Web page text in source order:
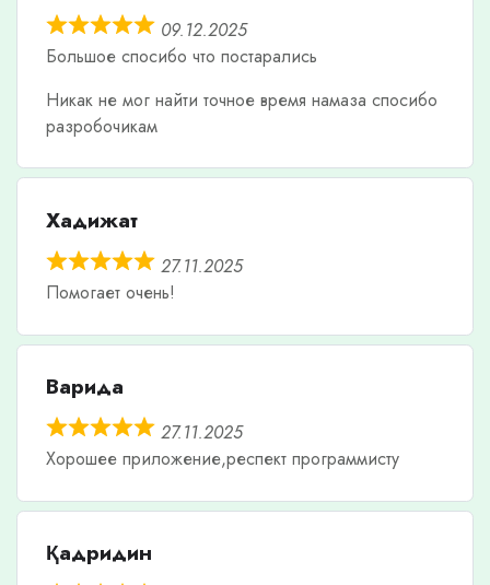
09.12.2025
Большое спосибо что постарались
Никак не мог найти точное время намаза спосибо
разробочикам
Хадижат
27.11.2025
Помогает очень!
Варида
27.11.2025
Хорошее приложение,респект программисту
Қадридин